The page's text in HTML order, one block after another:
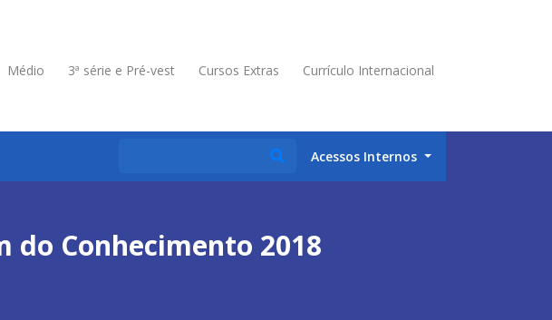
Médio 3ª série e Pré-vest Cursos Extras Currículo Internacional
Acessos Internos
do Conhecimento 2018